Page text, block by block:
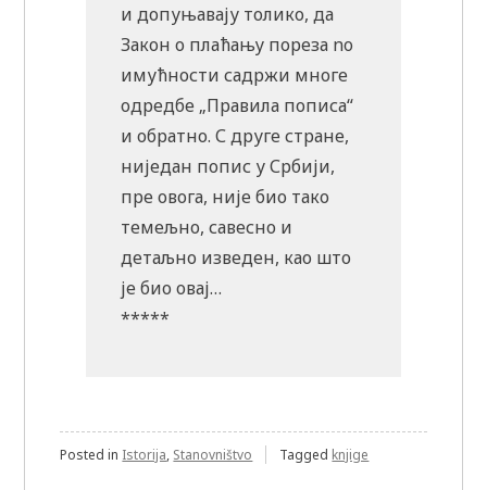
и допуњавају толико, да
Закон о плаћању пореза no
имућности садржи многе
одредбе „Правила пописа“
и обратно. С друге стране,
ниједан попис у Србији,
пре овога, није био тако
темељно, савесно и
детаљно изведен, као што
је био овај…
*****
Posted in Istorija, Stanovništvo Tagged knjige